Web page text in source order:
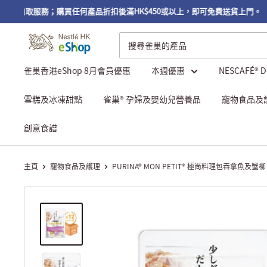
自取服務；購買任何產品折扣後滿HK$450或以上，即可免費送貨上門。
雀巢香港eShop 8月會員優惠 本週優惠 NESCAFÉ®
雪糕及冰凍甜點 雀巢® 孕婦及嬰幼兒營養品 寵物食品及
創意食譜
主頁 寵物食品及護理 PURINA® MON PETIT® 極尚料理包吞拿魚及蟹